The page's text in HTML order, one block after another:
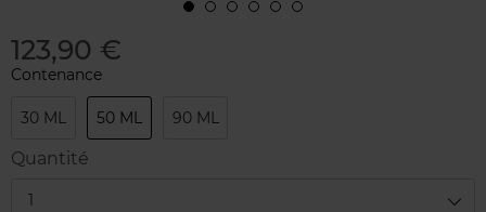
123,90 €
Contenance
30 ML 50 ML 90 ML
Quantité
1